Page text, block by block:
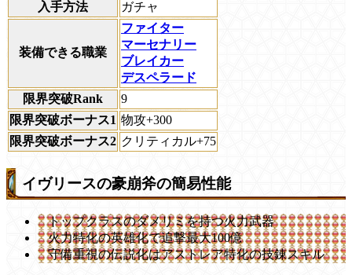
入手方法
ガチャ
装備できる職業
ファイター
マーセナリー
ブレイカー
デスペラード
限界突破Rank
9
限界突破ボーナス1 物攻+300
限界突破ボーナス2 クリティカル+75
イヴリースの豪崩斧の簡易性能
トップクラスのダメリミを持つ火力武器
火力特化の英雄化で追撃最大100億
守備重視の伝説化はアストレア特化の技錬スキル